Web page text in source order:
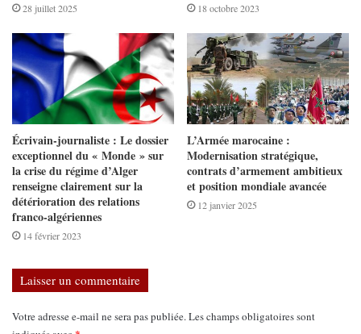
28 juillet 2025 18 octobre 2023
Écrivain-journaliste : Le dossier
exceptionnel du « Monde » sur
la crise du régime d’Alger
renseigne clairement sur la
détérioration des relations
franco-algériennes
14 février 2023
L’Armée marocaine :
Modernisation stratégique,
contrats d’armement ambitieux
et position mondiale avancée
12 janvier 2025
Laisser un commentaire
Votre adresse e-mail ne sera pas publiée.Les champs obligatoires sont